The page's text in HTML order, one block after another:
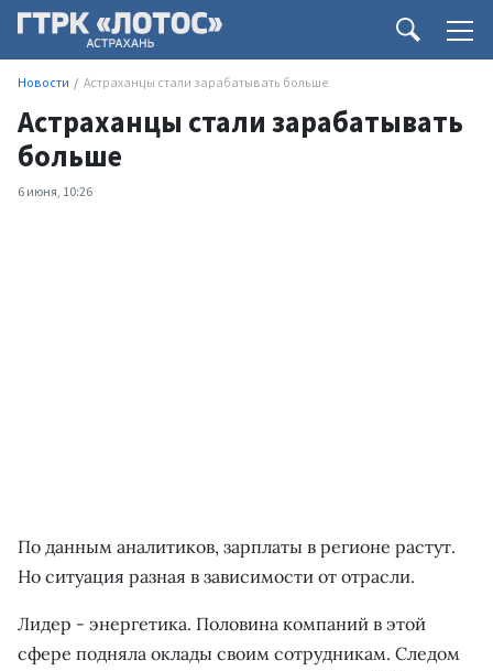
Новости Астраханцы стали зарабатывать больше
Астраханцы стали зарабатывать
больше
6 июня, 10:26
По данным аналитиков, зарплаты в регионе растут.
Но ситуация разная в зависимости от отрасли.
Лидер - энергетика. Половина компаний в этой
сфере подняла оклады своим сотрудникам. Следом